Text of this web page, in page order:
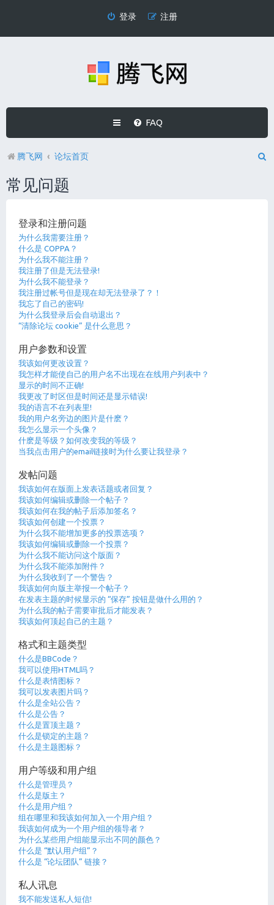
登录 注册
FAQ
腾飞网 论坛首页
常见问题
登录和注册问题
为什么我需要注册？
什么是 COPPA？
为什么我不能注册？
我注册了但是无法登录!
为什么我不能登录？
我注册过帐号但是现在却无法登录了？！
我忘了自己的密码!
为什么我登录后会自动退出？
“清除论坛 cookie” 是什么意思？
用户参数和设置
我该如何更改设置？
我怎样才能使自己的用户名不出现在在线用户列表中？
显示的时间不正确!
我更改了时区但是时间还是显示错误!
我的语言不在列表里!
我的用户名旁边的图片是什麽？
我怎么显示一个头像？
什麽是等级？如何改变我的等级？
当我点击用户的email链接时为什么要让我登录？
发帖问题
我该如何在版面上发表话题或者回复？
我该如何编辑或删除一个帖子？
我该如何在我的帖子后添加签名？
我该如何创建一个投票？
为什么我不能增加更多的投票选项？
我该如何编辑或删除一个投票？
为什么我不能访问这个版面？
为什么我不能添加附件？
为什么我收到了一个警告？
我该如何向版主举报一个帖子？
在发表主题的时候显示的 “保存” 按钮是做什么用的？
为什么我的帖子需要审批后才能发表？
我该如何顶起自己的主题？
格式和主题类型
什么是BBCode？
我可以使用HTML吗？
什么是表情图标？
我可以发表图片吗？
什么是全站公告？
什么是公告？
什么是置顶主题？
什么是锁定的主题？
什么是主题图标？
用户等级和用户组
什么是管理员？
什么是版主？
什么是用户组？
组在哪里和我该如何加入一个用户组？
我该如何成为一个用户组的领导者？
为什么某些用户组能显示出不同的颜色？
什么是 “默认用户组”？
什么是 “论坛团队” 链接？
私人讯息
我不能发送私人短信!